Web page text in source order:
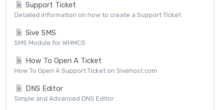
Support Ticket
Detailed information on how to create a Support Ticket
Sive SMS
SMS Module for WHMCS
How To Open A Ticket
How To Open A Support Ticket on Sivehost.com
DNS Editor
Simple and Advanced DNS Editor